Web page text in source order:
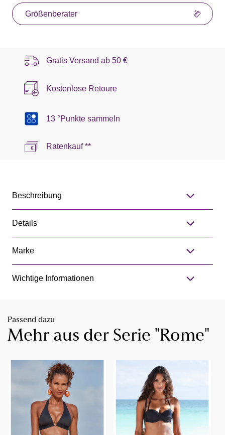
Größenberater
Gratis Versand ab 50 €
Kostenlose Retoure
13 °Punkte sammeln
Ratenkauf **
Beschreibung
Details
Marke
Wichtige Informationen
Passend dazu
Mehr aus der Serie "Rome"